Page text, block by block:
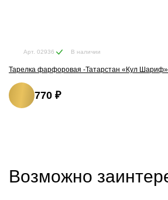
Арт. 02936 В наличии
Тарелка фарфоровая -Татарстан «Кул
770 ₽
Возможно